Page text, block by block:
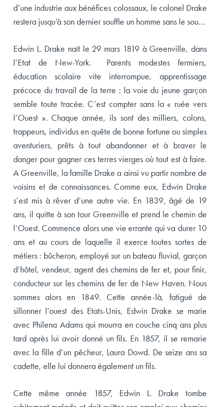
d’une industrie aux bénéfices colossaux, le colonel Drake
restera jusqu’à son dernier souffle un homme sans le sou…
Edwin L. Drake naît le 29 mars 1819 à Greenville, dans
l’Etat de New-York. Parents modestes fermiers,
éducation scolaire vite interrompue, apprentissage
précoce du travail de la terre : la voie du jeune garçon
semble toute tracée. C’est compter sans la « ruée vers
l’Ouest ». Chaque année, ils sont des milliers, colons,
trappeurs, individus en quête de bonne fortune ou simples
aventuriers, prêts à tout abandonner et à braver le
danger pour gagner ces terres vierges où tout est à faire.
A Greenville, la famille Drake a ainsi vu partir nombre de
voisins et de connaissances. Comme eux, Edwin Drake
s’est mis à rêver d’une autre vie. En 1839, âgé de 19
ans, il quitte à son tour Greenville et prend le chemin de
l’Ouest. Commence alors une vie errante qui va durer 10
ans et au cours de laquelle il exerce toutes sortes de
métiers : bûcheron, employé sur un bateau fluvial, garçon
d’hôtel, vendeur, agent des chemins de fer et, pour finir,
conducteur sur les chemins de fer de New Haven. Nous
sommes alors en 1849. Cette année-là, fatigué de
sillonner l’ouest des Etats-Unis, Edwin Drake se marie
avec Philena Adams qui mourra en couche cinq ans plus
tard après lui avoir donné un fils. En 1857, il se remarie
avec la fille d’un pêcheur, Laura Dowd. De seize ans sa
cadette, elle lui donnera également un fils.
Cette même année 1857, Edwin L. Drake tombe